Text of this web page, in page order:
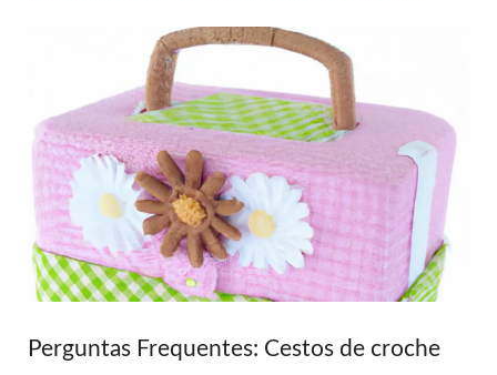
Perguntas Frequentes: Cestos de croche